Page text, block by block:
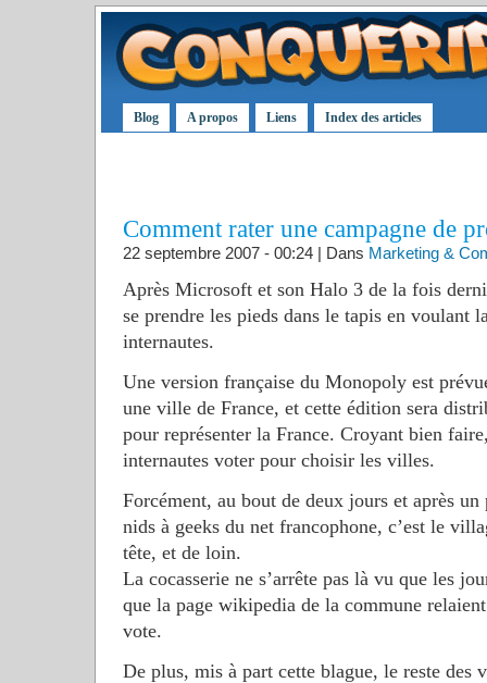
Blog A propos Liens Index des articles
Comment rater une campagne de
22 septembre 2007 - 00:24 | Dans Marketing &
Après Microsoft et son Halo 3 de la fois
se prendre les pieds dans le tapis en voulant
internautes.
Une version française du Monopoly est
une ville de France, et cette édition sera
pour représenter la France. Croyant bien
internautes voter pour choisir les villes.
Forcément, au bout de deux jours et après un
nids à geeks du net francophone, c’est le
tête, et de loin.
La cocasserie ne s’arrête pas là vu que les
que la page wikipedia de la commune
vote.
De plus, mis à part cette blague, le reste des